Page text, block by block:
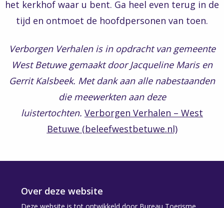
het kerkhof waar u bent. Ga heel even terug in de
tijd en ontmoet de hoofdpersonen van toen.
Verborgen Verhalen is in opdracht van gemeente
West Betuwe gemaakt door Jacqueline Maris en
Gerrit Kalsbeek. Met dank aan alle nabestaanden
die meewerkten aan deze
luistertochten. Verborgen Verhalen – West
Betuwe (beleefwestbetuwe.nl)
Over deze website